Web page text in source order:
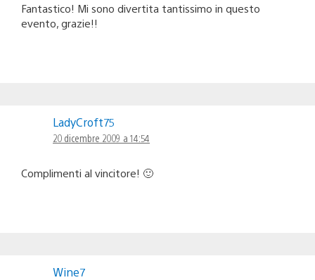
Fantastico! Mi sono divertita tantissimo in questo
evento, grazie!!
LadyCroft75
20 dicembre 2009 a 14:54
Complimenti al vincitore! 🙂
Wine7